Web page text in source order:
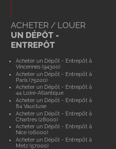
ACHETER / LOUER
UN DÉPÔT -
ENTREPÔT
Acheter un Dépôt - Entrepôt à
Vincennes (94300)
Acheter un Dépôt - Entrepôt à
Paris (75020)
Acheter un Dépôt - Entrepôt à
44 Loire-Atlantique
Acheter un Dépôt - Entrepôt à
84 Vaucluse
Acheter un Dépôt - Entrepôt à
Chartres (28000)
Acheter un Dépôt - Entrepôt à
Nice (06000)
Acheter un Dépôt - Entrepôt à
Metz (57000)